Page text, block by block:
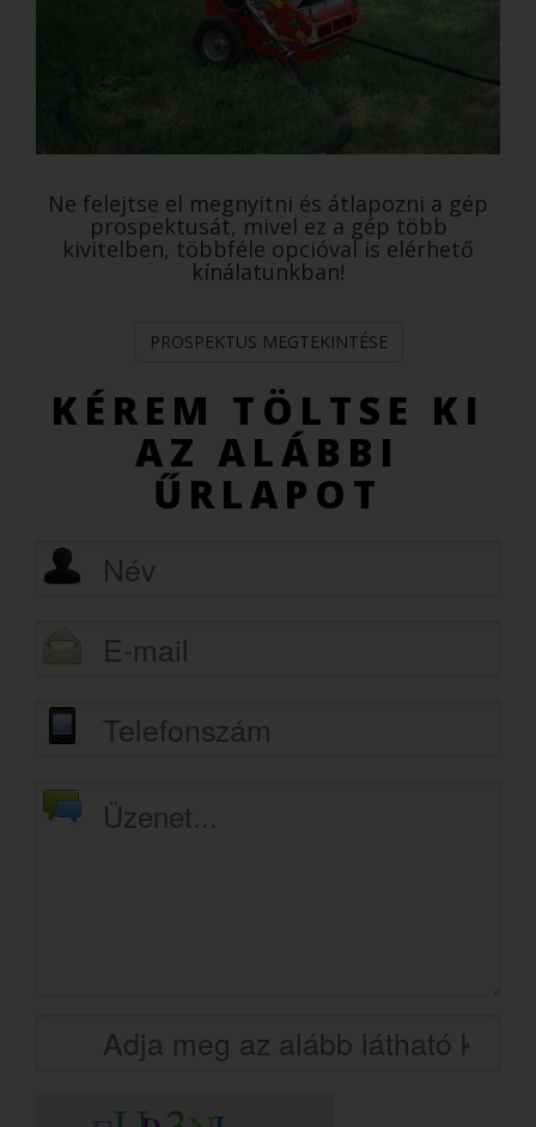
Ne felejtse el megnyitni és átlapozni a gép
prospektusát, mivel ez a gép több
kivitelben, többféle opcióval is elérhető
kínálatunkban!
PROSPEKTUS MEGTEKINTÉSE
KÉREM TÖLTSE KI
AZ ALÁBBI
ŰRLAPOT